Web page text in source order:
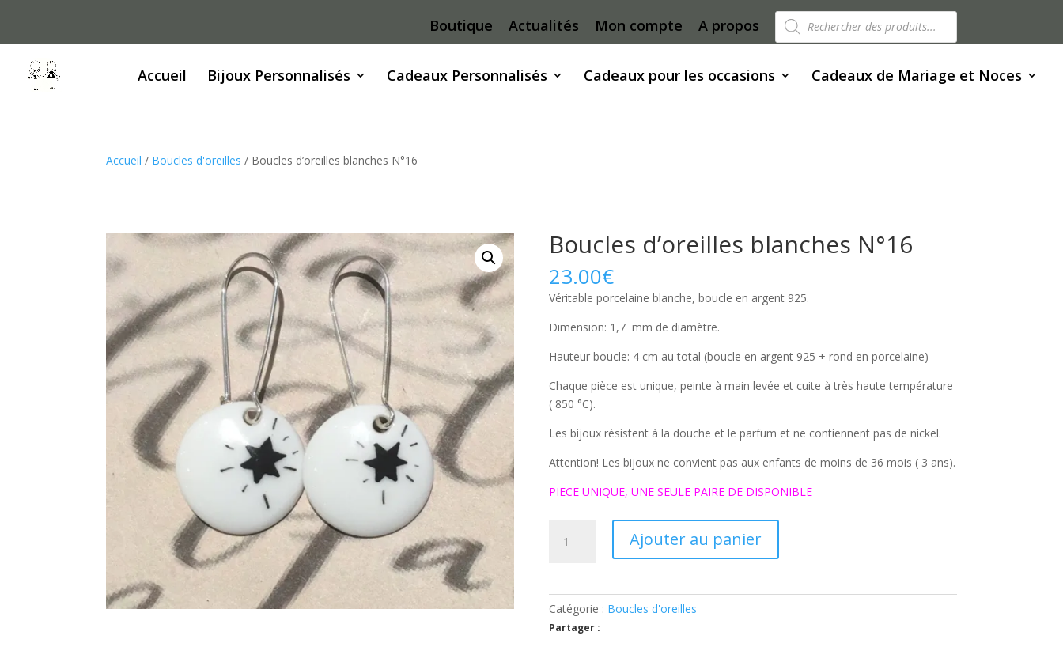
Boutique Actualités Mon compte A propos Recherche
de
produits
Accueil
Bijoux Personnalisés Cadeaux Personnalisés Cadeaux pour les occasions Cadeaux de Mariage et Noces
Accueil / Boucles d'oreilles / Boucles d’oreilles blanches N°16
Boucles d’oreilles blanches N°16
23.00€
Véritable porcelaine blanche, boucle en argent 925.
Dimension: 1,7 mm de diamètre.
Hauteur boucle: 4 cm au total (boucle en argent 925 + rond en porcelaine)
Chaque pièce est unique, peinte à main levée et cuite à très haute température
( 850 °C).
Les bijoux résistent à la douche et le parfum et ne contiennent pas de nickel.
Attention! Les bijoux ne convient pas aux enfants de moins de 36 mois ( 3 ans).
PIECE UNIQUE, UNE SEULE PAIRE DE DISPONIBLE
blanches
N°16
Ajouter au panier
Catégorie : Boucles d'oreilles
Partager :